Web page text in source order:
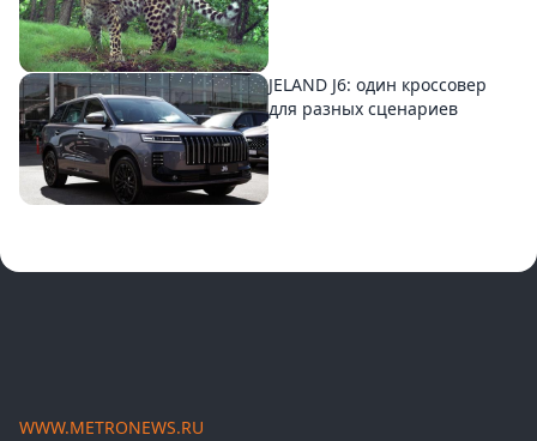
JELAND J6: один кроссовер
для разных сценариев
WWW.METRONEWS.RU